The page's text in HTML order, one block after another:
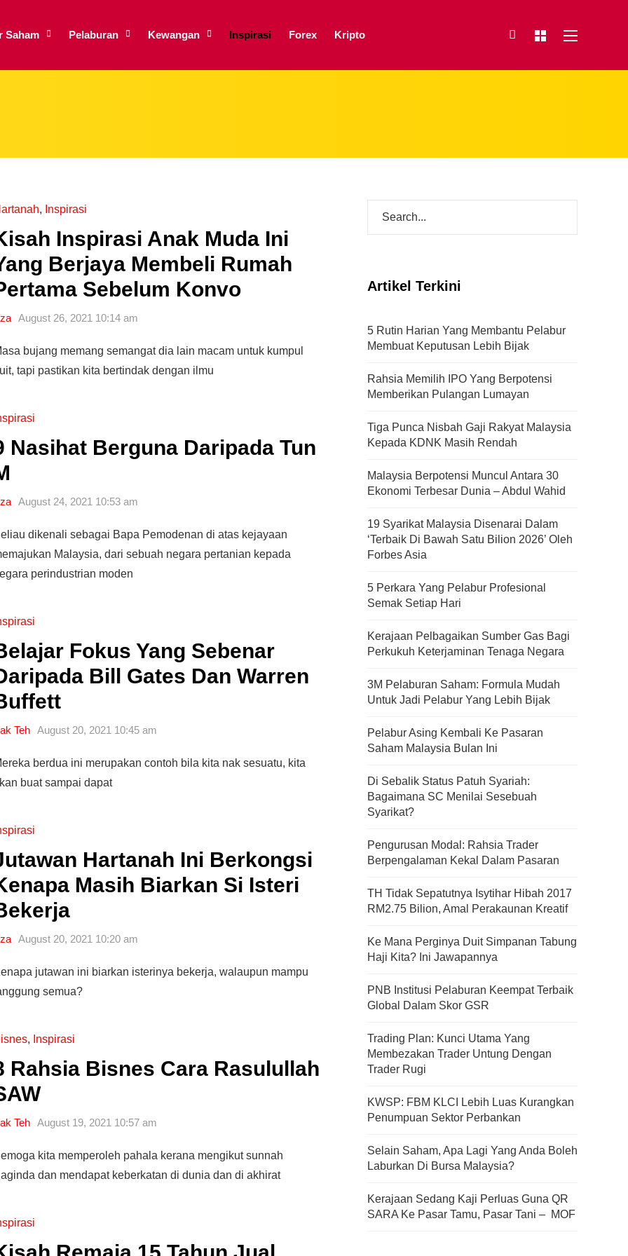
Saham Pelaburan Kewangan Inspirasi Forex Kripto
, Inspirasi
Inspirasi Anak Muda Ini
Berjaya Membeli Rumah
Sebelum Konvo
August 26, 2021 10:14 am
bujang memang semangat dia lain macam untuk kumpul
tapi pastikan kita bertindak dengan ilmu
Nasihat Berguna Daripada Tun
August 24, 2021 10:53 am
dikenali sebagai Bapa Pemodenan di atas kejayaan
Malaysia, dari sebuah negara pertanian kepada
perindustrian moden
Fokus Yang Sebenar
Bill Gates Dan Warren
Teh August 20, 2021 10:45 am
berdua ini merupakan contoh bila kita nak sesuatu, kita
buat sampai dapat
Hartanah Ini Berkongsi
Masih Biarkan Si Isteri
August 20, 2021 10:20 am
jutawan ini biarkan isterinya bekerja, walaupun mampu
semua?
, Inspirasi
Rahsia Bisnes Cara Rasulullah
Teh August 19, 2021 10:57 am
kita memperoleh pahala kerana mengikut sunnah
dan mendapat keberkatan di dunia dan di akhirat
Artikel Terkini
5 Rutin Harian Yang Membantu Pelabur
Membuat Keputusan Lebih Bijak
Rahsia Memilih IPO Yang Berpotensi
Memberikan Pulangan Lumayan
Tiga Punca Nisbah Gaji Rakyat Malaysia
Kepada KDNK Masih Rendah
Malaysia Berpotensi Muncul Antara 30
Ekonomi Terbesar Dunia – Abdul Wahid
19 Syarikat Malaysia Disenarai Dalam
‘Terbaik Di Bawah Satu Bilion 2026’ Oleh
Forbes Asia
5 Perkara Yang Pelabur Profesional
Semak Setiap Hari
Kerajaan Pelbagaikan Sumber Gas Bagi
Perkukuh Keterjaminan Tenaga Negara
3M Pelaburan Saham: Formula Mudah
Untuk Jadi Pelabur Yang Lebih Bijak
Pelabur Asing Kembali Ke Pasaran
Saham Malaysia Bulan Ini
Di Sebalik Status Patuh Syariah:
Bagaimana SC Menilai Sesebuah
Syarikat?
Pengurusan Modal: Rahsia Trader
Berpengalaman Kekal Dalam Pasaran
TH Tidak Sepatutnya Isytihar Hibah 2017
RM2.75 Bilion, Amal Perakaunan Kreatif
Ke Mana Perginya Duit Simpanan Tabung
Haji Kita? Ini Jawapannya
PNB Institusi Pelaburan Keempat Terbaik
Global Dalam Skor GSR
Trading Plan: Kunci Utama Yang
Membezakan Trader Untung Dengan
Trader Rugi
KWSP: FBM KLCI Lebih Luas Kurangkan
Penumpuan Sektor Perbankan
Selain Saham, Apa Lagi Yang Anda Boleh
Laburkan Di Bursa Malaysia?
Kerajaan Sedang Kaji Perluas Guna QR
SARA Ke Pasar Tamu, Pasar Tani – MOF